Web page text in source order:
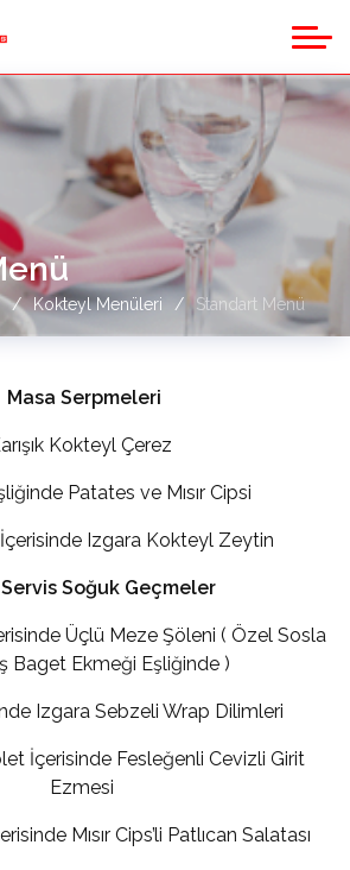
Kokteyl Menüleri Standart Menü
Masa Serpmeleri
Kokteyl Çerez
Patates ve Mısır Cipsi
Izgara Kokteyl Zeytin
Soğuk Geçmeler
Üçlü Meze Şöleni ( Özel Sosla
Baget Ekmeği Eşliğinde )
Izgara Sebzeli Wrap Dilimleri
İçerisinde Fesleğenli Cevizli Girit
Ezmesi
Mısır Cips’li Patlıcan Salatası